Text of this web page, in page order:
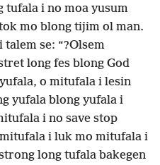
tufala i no moa yusum
mo blong tijim ol man.
se: “?Olsem
long fes blong God
o mitufala i lesin
yufala blong yufala i
i no save stop
i luk mo mitufala i
long tufala bakegen